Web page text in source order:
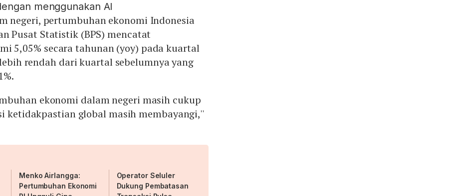
menggunakan AI
negeri, pertumbuhan ekonomi Indonesia
Pusat Statistik (BPS) mencatat
5,05% secara tahunan (yoy) pada kuartal
rendah dari kuartal sebelumnya yang
ekonomi dalam negeri masih cukup
ketidakpastian global masih membayangi,''
Menko Airlangga:
Pertumbuhan Ekonomi
Operator Seluler
Dukung Pembatasan